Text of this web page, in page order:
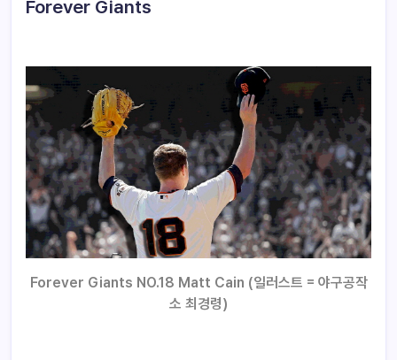
Forever Giants
Forever Giants NO.18 Matt Cain (일러스트 = 야구공작
소 최경령)